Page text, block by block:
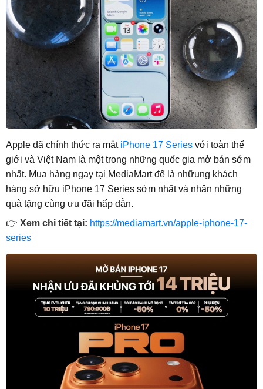
Apple đã chính thức ra mắt iPhone 17 Series với toàn thế
giới và Việt Nam là một trong những quốc gia mở bán sớm
nhất. Mua hàng ngay tại MediaMart để là nhữung khách
hàng sở hữu iPhone 17 Series sớm nhất và nhận những
quà tặng cùng ưu đãi hấp dẫn.
👉 Xem chi tiết tại: https://mediamart.vn/apple-iphone-17-
series